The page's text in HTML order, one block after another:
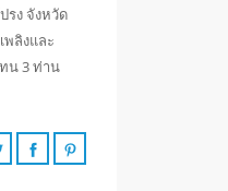
รง จังหวัด
ลิงและ
น 3 ท่าน